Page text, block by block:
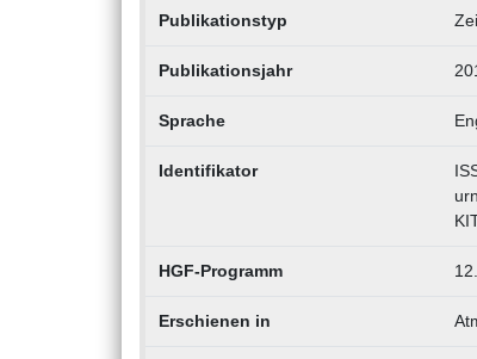
Publikationstyp
Publikationsjahr
Sprache
Identifikator
HGF-Programm
Erschienen in